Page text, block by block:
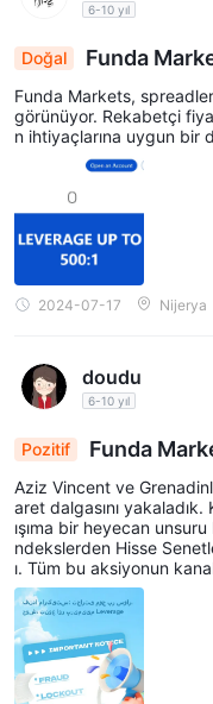
6-10 yıl
Doğal
Funda
betçi Spreadler ve
kleri
Funda Markets,
görünüyor. Rekabetçi
n ihtiyaçlarına uygun bir
2024-07-17 Nijerya
doudu
6-10 yıl
Pozitif
Funda
mium Kaldıraç ile
Aziz Vincent ve
aret dalgasını
ışıma bir heyecan
ndekslerden Hisse
ı. Tüm bu aksiyonun
gibi Premium
üçlü kaldıraç, korkaklara
a ve hatta kripto para
ntemi var. Müşteri
r kahramanlardan oluşan